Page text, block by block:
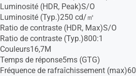
Luminosité (HDR, Peak)S/O
Luminosité (Typ.)250 cd/㎡
Ratio de contraste (HDR, Max)S/O
Ratio de contraste (Typ.)800:1
Couleurs16,7M
Temps de réponse5ms (GTG)
Fréquence de rafraîchissement (max)60